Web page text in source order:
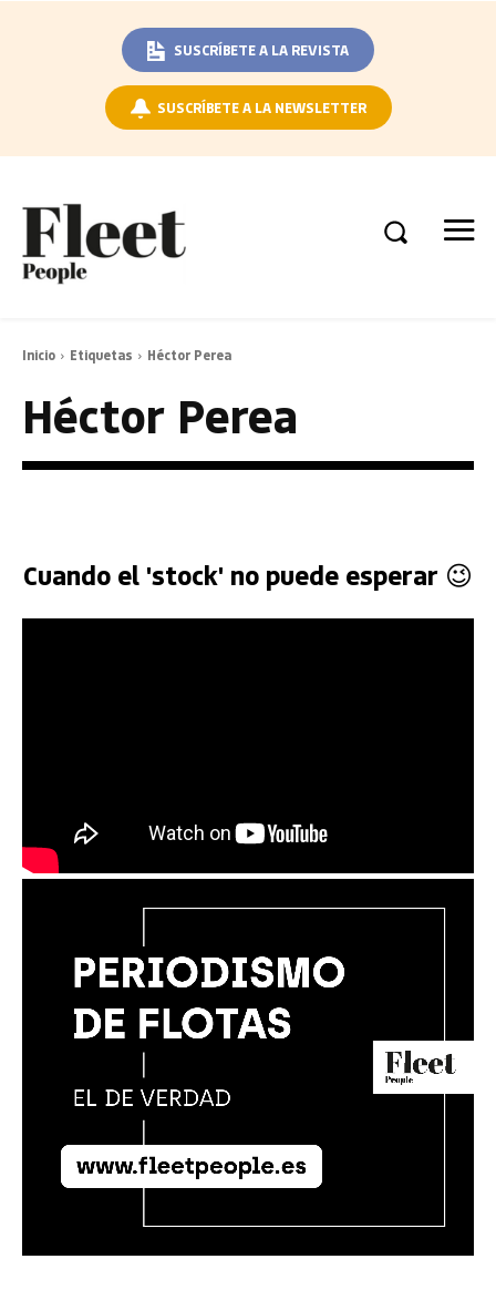
SUSCRÍBETE A LA REVISTA
SUSCRÍBETE A LA NEWSLETTER
Inicio Etiquetas Héctor Perea
Héctor Perea
Cuando el 'stock' no puede esperar 😉